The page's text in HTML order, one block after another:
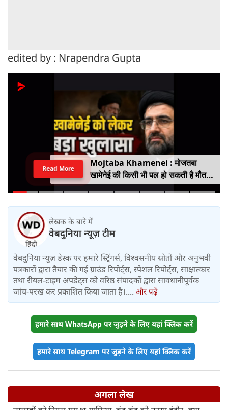
edited by : Nrapendra Gupta
Mojtaba Khamenei : मोजतबा
खामेनेई की किसी भी पल हो सकती है मौत,
इजराइली मीडिया के दावे के बीच सामने आया
Read More
लेखक के बारे में
वेबदुनिया न्यूज़ टीम
वेबदुनिया न्यूज़ डेस्क पर हमारे स्ट्रिंगर्स, विश्वसनीय स्रोतों और अनुभवी
पत्रकारों द्वारा तैयार की गई ग्राउंड रिपोर्ट्स, स्पेशल रिपोर्ट्स, साक्षात्कार
तथा रीयल-टाइम अपडेट्स को वरिष्ठ संपादकों द्वारा सावधानीपूर्वक
जांच-परख कर प्रकाशित किया जाता है।.... और पढ़ें
हमारे साथ WhatsApp पर जुड़ने के लिए यहां क्लिक करें
हमारे साथ Telegram पर जुड़ने के लिए यहां क्लिक करें
अगला लेख